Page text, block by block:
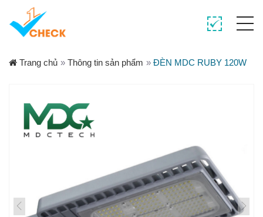
Trang chủ » Thông tin sản phẩm » ĐÈN MDC RUBY 120W